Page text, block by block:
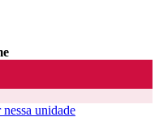
unidade